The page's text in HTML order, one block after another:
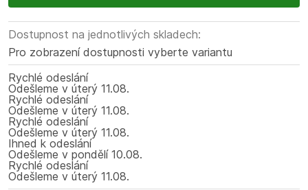
Dostupnost na jednotlivých skladech:
Pro zobrazení dostupnosti vyberte variantu
Rychlé odeslání
Odešleme v úterý 11.08.
Rychlé odeslání
Odešleme v úterý 11.08.
Rychlé odeslání
Odešleme v úterý 11.08.
Ihned k odeslání
Odešleme v pondělí10.08.
Rychlé odeslání
Odešleme v úterý 11.08.